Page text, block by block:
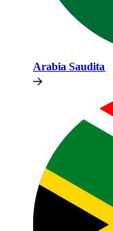
Arabia Saudita​​